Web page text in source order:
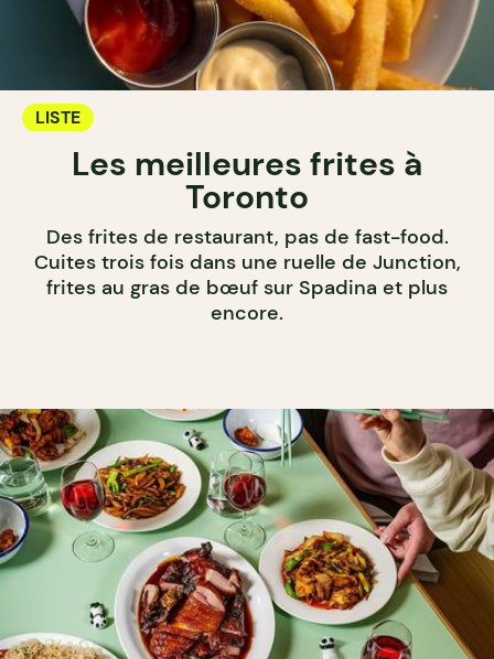
LISTE
Les meilleures frites à
Toronto
Des frites de restaurant, pas de fast-food.
Cuites trois fois dans une ruelle de Junction,
frites au gras de bœuf sur Spadina et plus
encore.